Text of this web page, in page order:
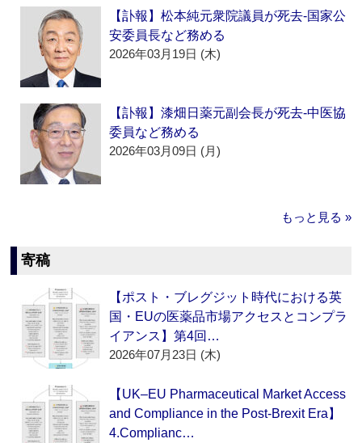
【訃報】松本純元衆院議員が死去‐国家公
安委員長など務める
2026年03月19日 (木)
【訃報】漆畑日薬元副会長が死去‐中医協
委員など務める
2026年03月09日 (月)
もっと見る »
寄稿
【ポスト・ブレグジット時代における英
国・EUの医薬品市場アクセスとコンプラ
イアンス】第4回…
2026年07月23日 (木)
【UK–EU Pharmaceutical Market Access
and Compliance in the Post-Brexit Era】
4.Complianc…